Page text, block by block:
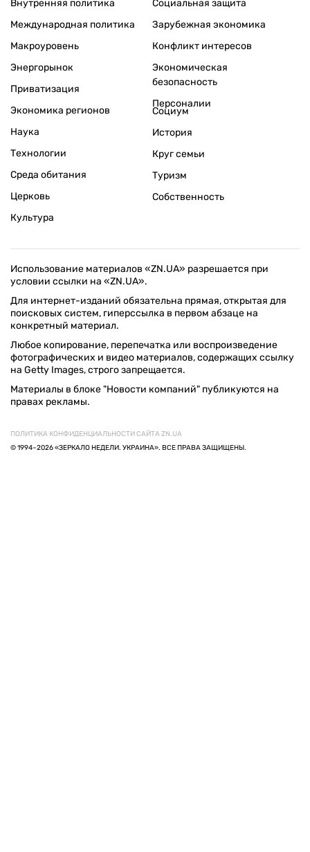
Внутренняя политика
Международная политика
Макроуровень
Энергорынок
Приватизация
Экономика регионов
Социальная защита
Зарубежная экономика
Конфликт интересов
Экономическая
безопасность
Персоналии
Наука
Технологии
Среда обитания
Церковь
Культура
Социум
История
Круг семьи
Туризм
Собственность
Использование материалов «ZN.UA» разрешается при
условии ссылки на «ZN.UA».
Для интернет-изданий обязательна прямая, открытая для
поисковых систем, гиперссылка в первом абзаце на
конкретный материал.
Любое копирование, перепечатка или воспроизведение
фотографических и видео материалов, содержащих ссылку
на Getty Images, строго запрещается.
Материалы в блоке "Новости компаний" публикуются на
правах рекламы.
ПОЛИТИКА КОНФИДЕНЦИАЛЬНОСТИ САЙТА ZN.UA
© 1994–2026 «ЗЕРКАЛО НЕДЕЛИ. УКРАИНА». ВСЕ ПРАВА ЗАЩИЩЕНЫ.